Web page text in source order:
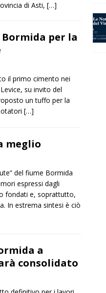
di Asti, […]
per la
il primo cimento nei
su invito del
un tuffo per la
[…]
meglio
del fiume Bormida
espressi dagli
fondati e, soprattutto,
In estrema sintesi è ciò
a
consolidato